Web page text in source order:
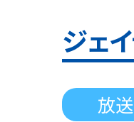
ジェ
放